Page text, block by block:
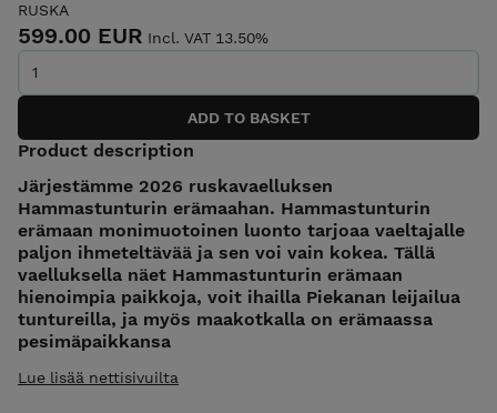
RUSKA
599.00 EUR Incl. VAT 13.50%
Product description
Järjestämme 2026 ruskavaelluksen
Hammastunturin erämaahan. Hammastunturin
erämaan monimuotoinen luonto tarjoaa vaeltajalle
paljon ihmeteltävää ja sen voi vain kokea. Tällä
vaelluksella näet Hammastunturin erämaan
hienoimpia paikkoja, voit ihailla Piekanan leijailua
tuntureilla, ja myös maakotkalla on erämaassa
pesimäpaikkansa
Lue lisää nettisivuilta